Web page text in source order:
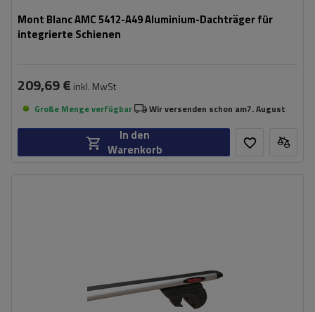
Mont Blanc AMC 5412-A49 Aluminium-Dachträger für
integrierte Schienen
209,69 € inkl. MwSt
Große Menge verfügbar Wir versenden schon am7. August
In den
Warenkorb